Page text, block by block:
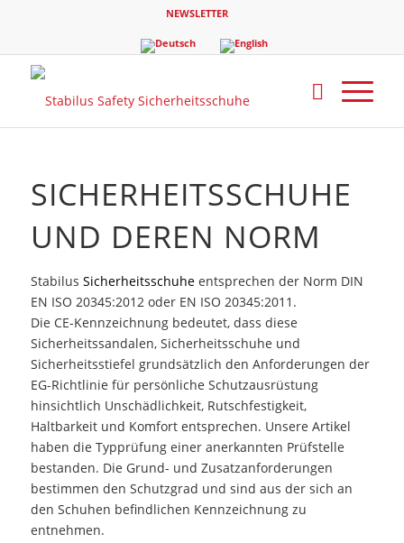
NEWSLETTER
SICHERHEITSSCHUHE
UND DEREN NORM
Stabilus Sicherheitsschuheentsprechen der Norm DIN
EN ISO 20345:2012 oder EN ISO 20345:2011.
Die CE-Kennzeichnung bedeutet, dass diese
Sicherheitssandalen, Sicherheitsschuhe und
Sicherheitsstiefel grundsätzlich den Anforderungen der
EG-Richtlinie für persönliche Schutzausrüstung
hinsichtlich Unschädlichkeit, Rutschfestigkeit,
Haltbarkeit und Komfort entsprechen. Unsere Artikel
haben die Typprüfung einer anerkannten Prüfstelle
bestanden. Die Grund- und Zusatzanforderungen
bestimmen den Schutzgrad und sind aus der sich an
den Schuhen befindlichen Kennzeichnung zu
entnehmen.